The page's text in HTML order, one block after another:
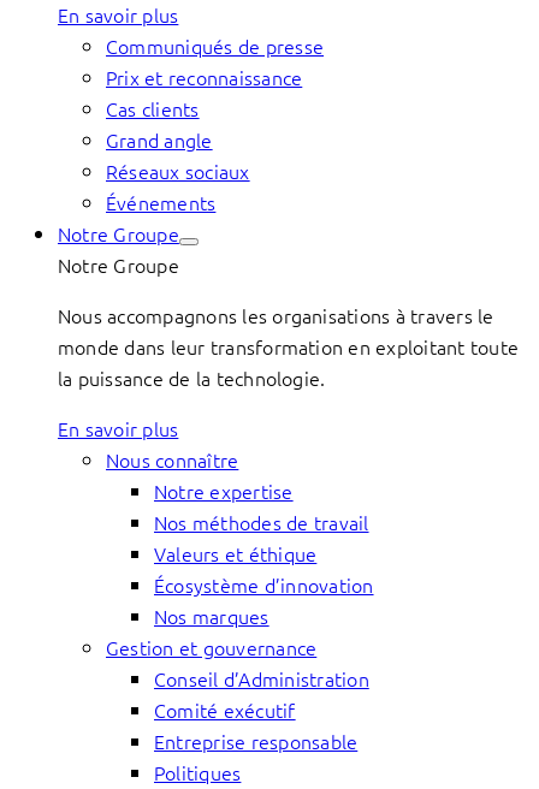
En savoir plus
Communiqués de presse
Prix et reconnaissance
Cas clients
Grand angle
Réseaux sociaux
Événements
Notre Groupe
Notre Groupe
Nous accompagnons les organisations à travers le
monde dans leur transformation en exploitant toute
la puissance de la technologie.
En savoir plus
Nous connaître
Notre expertise
Nos méthodes de travail
Valeurs et éthique
Écosystème d’innovation
Nos marques
Gestion et gouvernance
Conseil d’Administration
Comité exécutif
Entreprise responsable
Politiques